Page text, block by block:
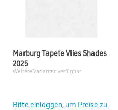
Marburg Tapete Vlies Shades
2025
Weitere Varianten verfügbar
Bitte einloggen, um Preise zu